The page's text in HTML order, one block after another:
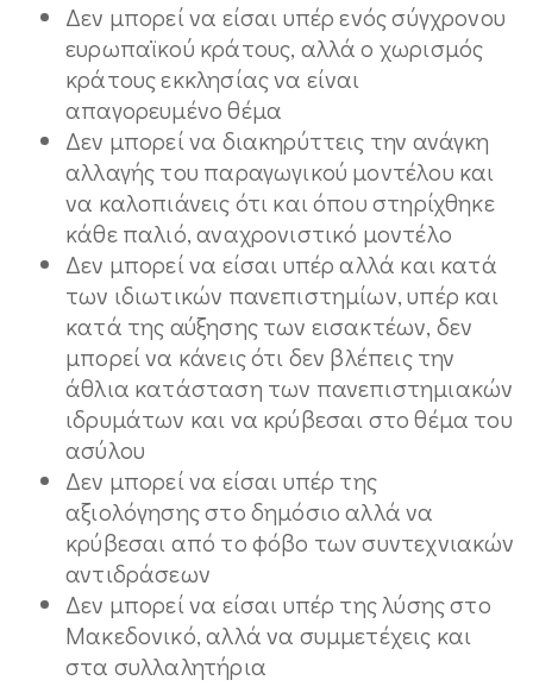
Δεν μπορεί να είσαι υπέρ ενός σύγχρονου
ευρωπαϊκού κράτους, αλλά ο χωρισμός
κράτους εκκλησίας να είναι
απαγορευμένο θέμα
Δεν μπορεί να διακηρύττεις την ανάγκη
αλλαγής του παραγωγικού μοντέλου και
να καλοπιάνεις ότι και όπου στηρίχθηκε
κάθε παλιό, αναχρονιστικό μοντέλο
Δεν μπορεί να είσαι υπέρ αλλά και κατά
των ιδιωτικών πανεπιστημίων, υπέρ και
κατά της αύξησης των εισακτέων, δεν
μπορεί να κάνεις ότι δεν βλέπεις την
άθλια κατάσταση των πανεπιστημιακών
ιδρυμάτων και να κρύβεσαι στο θέμα του
ασύλου
Δεν μπορεί να είσαι υπέρ της
αξιολόγησης στο δημόσιο αλλά να
κρύβεσαι από το φόβο των συντεχνιακών
αντιδράσεων
Δεν μπορεί να είσαι υπέρ της λύσης στο
Μακεδονικό, αλλά να συμμετέχεις και
στα συλλαλητήρια